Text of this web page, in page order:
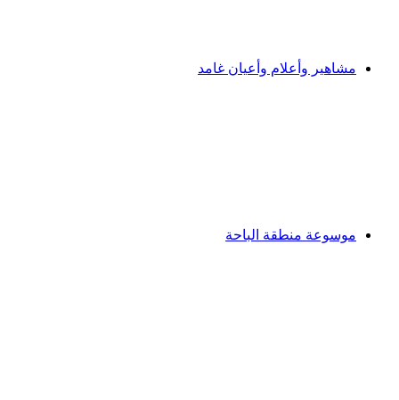
مشاهير وأعلام وأعيان غامد
موسوعة منطقة الباحة